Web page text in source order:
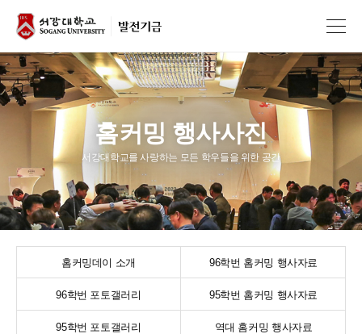
홈커밍 행사사진
서강대학교를 사랑하는 모든 학우들을 위한 공간
홈커밍데이 소개 96학번 홈커밍 행사자료
96학번 포토갤러리 95학번 홈커밍 행사자료
95학번 포토갤러리 역대 홈커밍 행사자료